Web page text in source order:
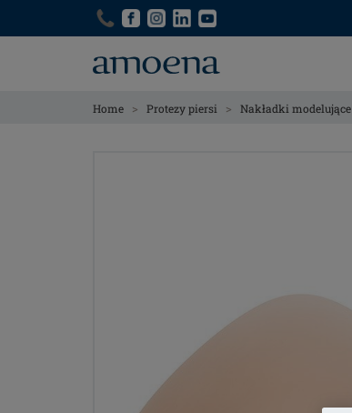
Home > Protezy piersi > Nakładki modelujące